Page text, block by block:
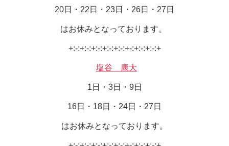
20日・22日・23日・26日・27日
はお休みとなっております。
+:-:+:-:+:-:+:-:+:-:+-:+:-:+:-:+
塩谷 康大
1日・3日・9日
16日・18日・24日・27日
はお休みとなっております。